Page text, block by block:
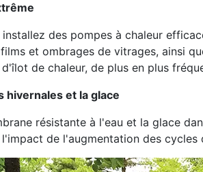
des pompes à chaleur
et ombrages de vitrages, ainsi
de chaleur, de plus en plus
et la glace
résistante à l'eau et la glace
de l'augmentation des cycles